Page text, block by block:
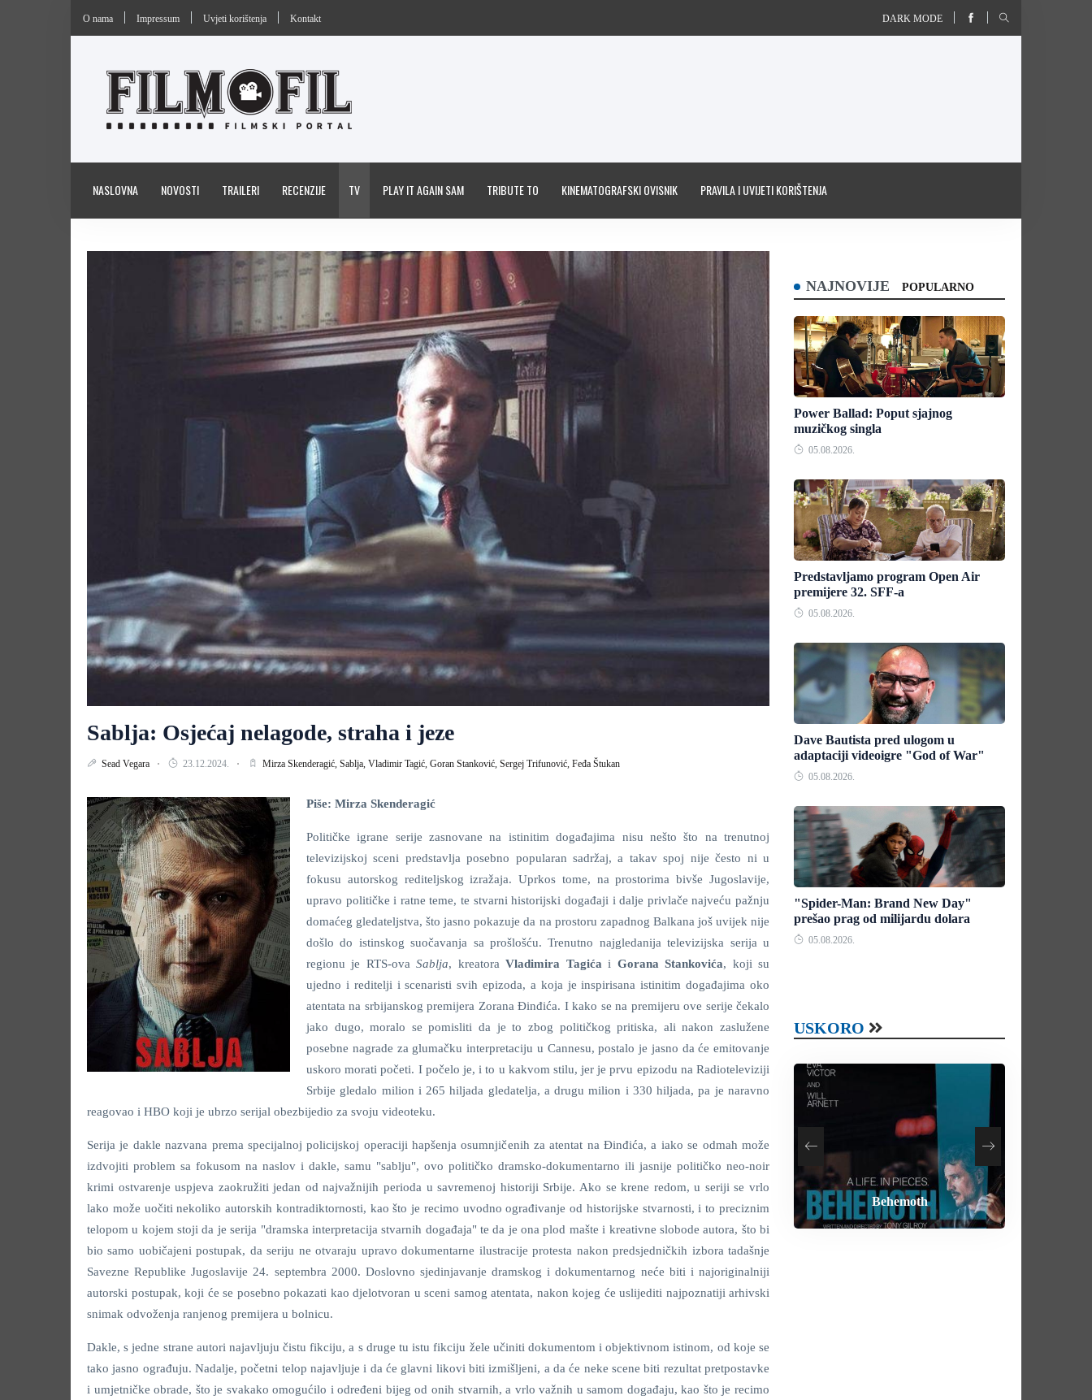
O nama Impressum Uvjeti korištenja Kontakt DARK MODE
NASLOVNA NOVOSTI TRAILERI RECENZIJE TV PLAY IT AGAIN SAM TRIBUTE TO KINEMATOGRAFSKI OVISNIK PRAVILA I UVIJETI KORIŠTENJA
Sablja: Osjećaj nelagode, straha i jeze
Sead Vegara 23.12.2024. Mirza Skenderagić, Sablja, Vladimir Tagić, Goran Stanković, Sergej Trifunović, Feđa Štukan
Piše: Mirza Skenderagić
Političke igrane serije zasnovane na istinitim događajima nisu nešto što na trenutnoj
televizijskoj sceni predstavlja posebno popularan sadržaj, a takav spoj nije često ni u
fokusu autorskog rediteljskog izražaja. Uprkos tome, na prostorima bivše Jugoslavije,
upravo političke i ratne teme, te stvarni historijski događaji i dalje privlače najveću pažnju
domaćeg gledateljstva, što jasno pokazuje da na prostoru zapadnog Balkana još uvijek nije
došlo do istinskog suočavanja sa prošlošću. Trenutno najgledanija televizijska serija u
regionu je RTS-ovaSablja, kreatoraVladimira Tagića i Gorana Stankovića, koji su
ujedno i reditelji i scenaristi svih epizoda, a koja je inspirisana istinitim događajima oko
atentata na srbijanskog premijera Zorana Đinđića. I kako se na premijeru ove serije čekalo
jako dugo, moralo se pomisliti da je to zbog političkog pritiska, ali nakon zaslužene
posebne nagrade za glumačku interpretaciju u Cannesu, postalo je jasno da će emitovanje
uskoro morati početi. I počelo je, i to u kakvom stilu, jer je prvu epizodu na Radioteleviziji
Srbije gledalo milion i 265 hiljada gledatelja, a drugu milion i 330 hiljada, pa je naravno
reagovao i HBO koji je ubrzo serijal obezbijedio za svoju videoteku.
Serija je dakle nazvana prema specijalnoj policijskoj operaciji hapšenja osumnjičenih za atentat na Đinđića, a iako se odmah može
izdvojiti problem sa fokusom na naslov i dakle, samu "sablju", ovo političko dramsko-dokumentarno ili jasnije političko neo-noir
krimi ostvarenje uspjeva zaokružiti jedan od najvažnijih perioda u savremenoj historiji Srbije. Ako se krene redom, u seriji se vrlo
lako može uočiti nekoliko autorskih kontradiktornosti, kao što je recimo uvodno ograđivanje od historijske stvarnosti, i to preciznim
telopom u kojem stoji da je serija "dramska interpretacija stvarnih događaja" te da je ona plod mašte i kreativne slobode autora, što bi
bio samo uobičajeni postupak, da seriju ne otvaraju upravo dokumentarne ilustracije protesta nakon predsjedničkih izbora tadašnje
Savezne Republike Jugoslavije 24. septembra 2000. Doslovno sjedinjavanje dramskog i dokumentarnog neće biti i najoriginalniji
autorski postupak, koji će se posebno pokazati kao djelotvoran u sceni samog atentata, nakon kojeg će uslijediti najpoznatiji arhivski
snimak odvoženja ranjenog premijera u bolnicu.
Dakle, s jedne strane autori najavljuju čistu fikciju, a s druge tu istu fikciju žele učiniti dokumentom i objektivnom istinom, od koje se
tako jasno ograđuju. Nadalje, početni telop najavljuje i da će glavni likovi biti izmišljeni, a da će neke scene biti rezultat pretpostavke
i umjetničke obrade, što je svakako omogućilo i određeni bijeg od onih stvarnih, a vrlo važnih u samom događaju, kao što je recimo
NAJNOVIJE POPULARNO
Power Ballad: Poput sjajnog
muzičkog singla
05.08.2026.
Predstavljamo program Open Air
premijere 32. SFF-a
05.08.2026.
Dave Bautista pred ulogom u
adaptaciji videoigre "God of War"
05.08.2026.
"Spider-Man: Brand New Day"
prešao prag od milijardu dolara
05.08.2026.
USKORO
Heart of the Beast
Behemoth
How To Rob A Bank
By Any Means